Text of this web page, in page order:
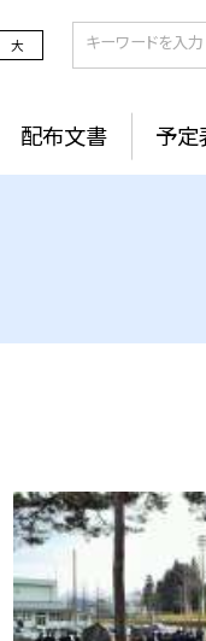
大
配布文書 予定